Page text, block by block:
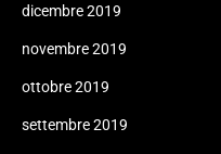
dicembre 2019
novembre 2019
ottobre 2019
settembre 2019